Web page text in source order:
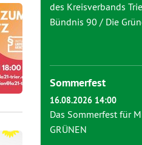
des Kreisverbands
Bündnis 90 / Die
Sommerfest
16.08.2026 14:00
Das Sommerfest für
GRÜNEN